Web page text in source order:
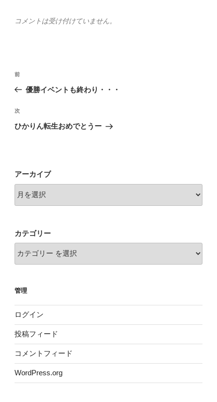
コメントは受け付けていません。
投
ナ
ビ
ゲ
ン
前
の
稿
前
優勝イベントも終わり・・・
次
の
次
ひかりん転生おめでとうー
アーカイブ
カテゴリー
管理
ログイン
投稿フィード
コメントフィード
WordPress.org